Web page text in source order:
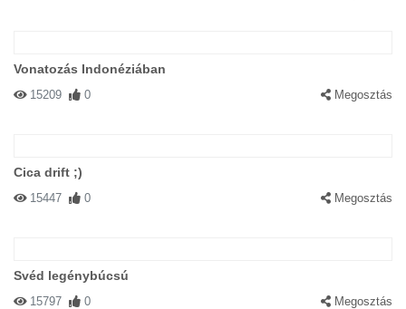
Vonatozás Indonéziában
15209 0 Megosztás
Cica drift ;)
15447 0 Megosztás
Svéd legénybúcsú
15797 0 Megosztás